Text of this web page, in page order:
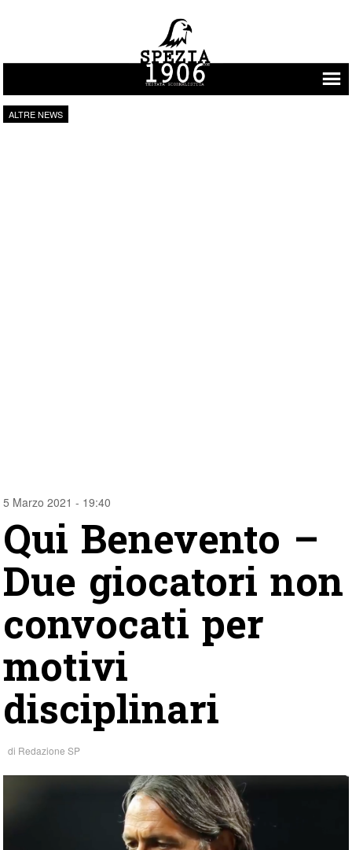
Vai al contenuto
ALTRE NEWS
5 Marzo 2021 - 19:40
Qui Benevento –
Due giocatori non
convocati per
motivi
disciplinari
di Redazione SP